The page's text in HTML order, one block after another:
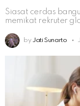
Siasat cerdas
memikat rekruter
by Jati Sunarto